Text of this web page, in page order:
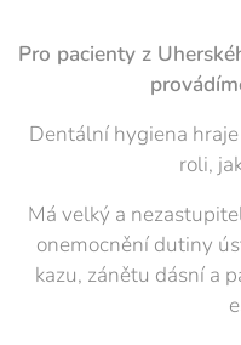
Pro pacienty z
Dentální hygiena
roli,
Má velký a
onemocnění dutiny
kazu, zánětu dásní a